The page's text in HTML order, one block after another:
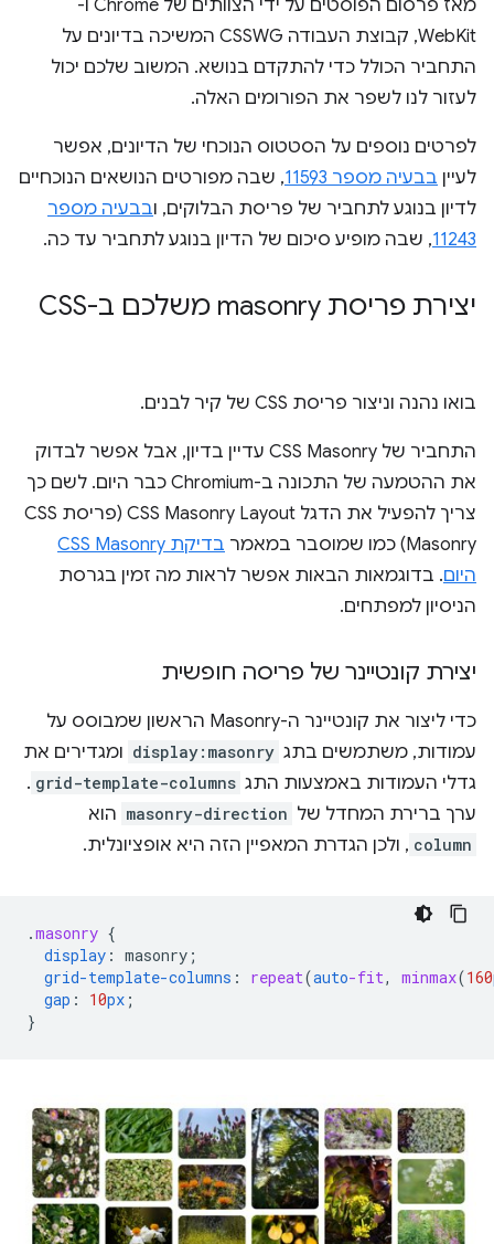
מאז פרסום הפוסטים על ידי הצוותים של Chrome ו-
WebKit, קבוצת העבודה CSSWG המשיכה בדיונים על
התחביר הכולל כדי להתקדם בנושא. המשוב שלכם יכול
לעזור לנו לשפר את הפורומים האלה.
לפרטים נוספים על הסטטוס הנוכחי של הדיונים, אפשר
לעיין בבעיה מספר 11593
, שבה מפורטים הנושאים הנוכחיים
לדיון בנוגע לתחביר של פריסת הבלוקים, ובבעיה מספר
11243, שבה מופיע סיכום של הדיון בנוגע לתחביר עד כה.
יצירת פריסת masonry משלכם ב-CSS
בואו נהנה וניצור פריסת CSS של קיר לבנים.
התחביר של CSS Masonry עדיין בדיון, אבל אפשר לבדוק
את ההטמעה של התכונה ב-Chromium כבר היום. לשם כך
צריך להפעיל את הדגל CSS Masonry Layout (פריסת CSS
Masonry) כמו שמוסבר במאמר
בדיקת CSS Masonry
היום. בדוגמאות הבאות אפשר לראות מה זמין בגרסת
הניסיון למפתחים.
יצירת קונטיינר של פריסה חופשית
כדי ליצור את קונטיינר ה-Masonry הראשון שמבוסס על
עמודות, משתמשים בתג display:masonry ומגדירים את
גדלי העמודות באמצעות התג grid-template-columns
.
ערך ברירת המחדל של masonry-direction הוא
column , ולכן הגדרת המאפיין הזה היא אופציונלית.
.masonry {
display : masonry ;
grid-template-columns : repeat(auto-fit, minmax(160
gap : 10px ;
}